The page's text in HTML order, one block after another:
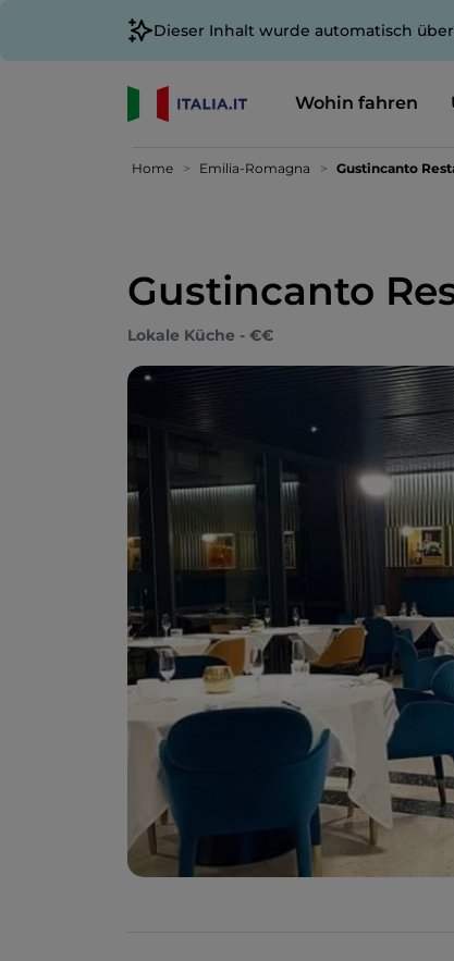
Dieser Inhalt wurde automatisch
Wohin fahren
Home Emilia-Romagna Gustincanto
Gustincanto
Lokale Küche - €€